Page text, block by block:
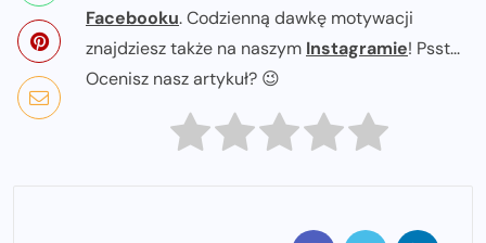
Facebooku. Codzienną dawkę motywacji
znajdziesz także na naszym Instagramie! Psst...
Ocenisz nasz artykuł? 😉